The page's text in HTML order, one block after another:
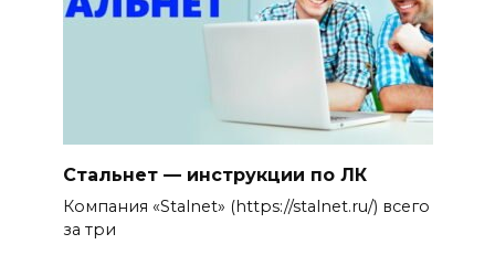
Стальнет — инструкции по ЛК
Компания «Stalnet» (https://stalnet.ru/) всего
за три